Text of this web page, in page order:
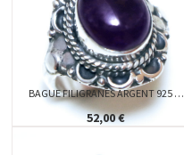
BAGUE FILIGRANES ARGENT 925 …
52,00 €